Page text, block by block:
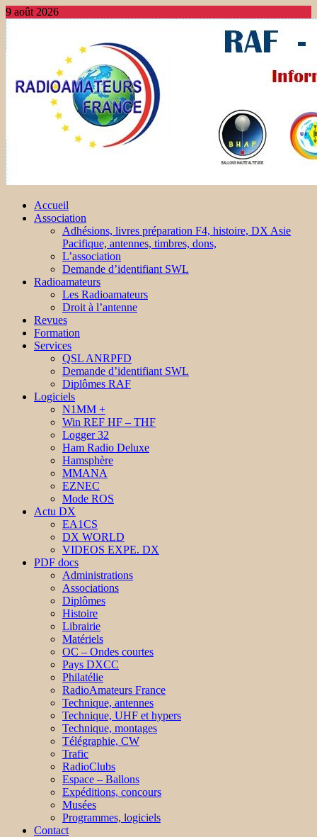
9 août 2026
Accueil
Association
Adhésions, livres préparation F4, histoire, DX Asie
Pacifique, antennes, timbres, dons,
L’association
Demande d’identifiant SWL
Radioamateurs
Les Radioamateurs
Droit à l’antenne
Revues
Formation
Services
QSL ANRPFD
Demande d’identifiant SWL
Diplômes RAF
Logiciels
N1MM +
Win REF HF – THF
Logger 32
Ham Radio Deluxe
Hamsphère
MMANA
EZNEC
Mode ROS
Actu DX
EA1CS
DX WORLD
VIDEOS EXPE. DX
PDF docs
Administrations
Associations
Diplômes
Histoire
Librairie
Matériels
OC – Ondes courtes
Pays DXCC
Philatélie
RadioAmateurs France
Technique, antennes
Technique, UHF et hypers
Technique, montages
Télégraphie, CW
Trafic
RadioClubs
Espace – Ballons
Expéditions, concours
Musées
Programmes, logiciels
Contact